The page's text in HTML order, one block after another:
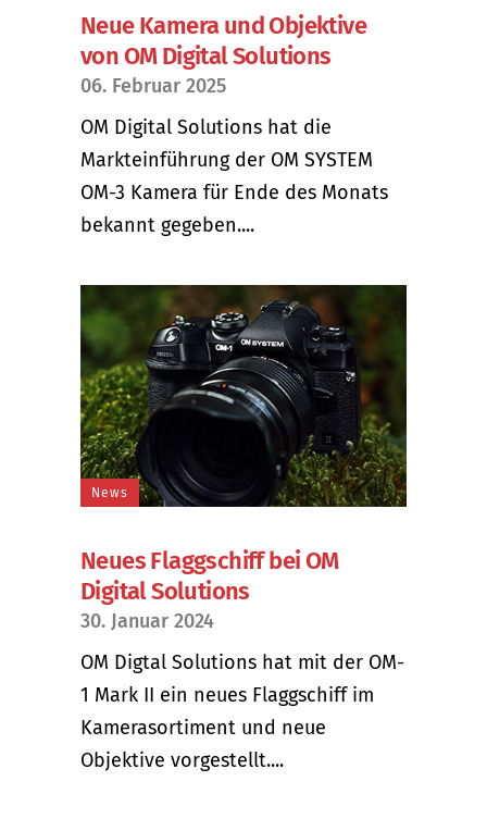
Neue Kamera und Objektive
von OM Digital Solutions
06. Februar 2025
OM Digital Solutions hat die
Markteinführung der OM SYSTEM
OM-3 Kamera für Ende des Monats
bekannt gegeben....
News
Neues Flaggschiff bei OM
Digital Solutions
30. Januar 2024
OM Digtal Solutions hat mit der OM-
1 Mark II ein neues Flaggschiff im
Kamerasortiment und neue
Objektive vorgestellt....